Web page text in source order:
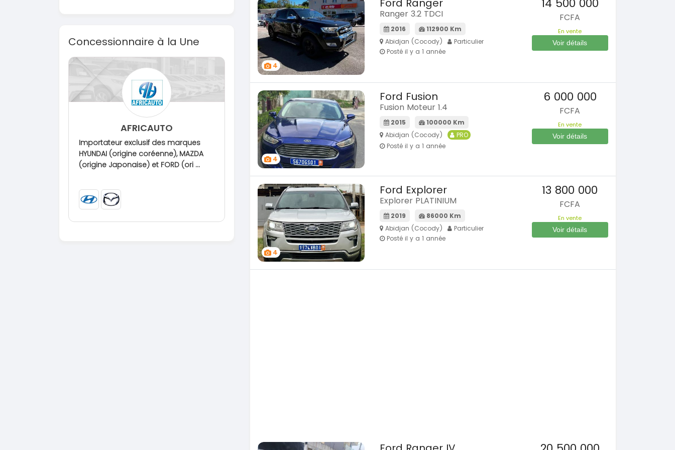
Concessionnaire à la Une
AFRICAUTO
Importateur exclusif des marques
HYUNDAI (origine coréenne), MAZDA
(origine Japonaise) et FORD (ori ...
4
Ranger 3.2 TDCI
2016
112900 Km
Abidjan (Cocody)
Particulier
Posté il y a 1 année
FCFA
En vente
Voir détails
4
Ford Fusion
Fusion Moteur 1.4
2015
100000 Km
Abidjan (Cocody)
PRO
Posté il y a 1 année
6 000 000
FCFA
En vente
Voir détails
4
Ford Explorer
Explorer PLATINIUM
2019
86000 Km
Abidjan (Cocody)
Particulier
Posté il y a 1 année
13 800 000
FCFA
En vente
Voir détails